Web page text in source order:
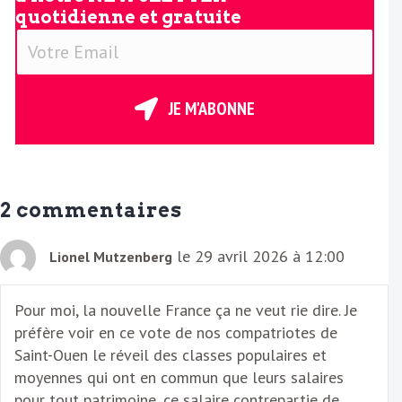
quotidienne et gratuite
V
E
i
l
JE M'ABONNE
2 commentaires
Lionel Mutzenberg le 29 avril 2026 à 12:00
Pour moi, la nouvelle France ça ne veut rie dire. Je
préfère voir en ce vote de nos compatriotes de
Saint-Ouen le réveil des classes populaires et
moyennes qui ont en commun que leurs salaires